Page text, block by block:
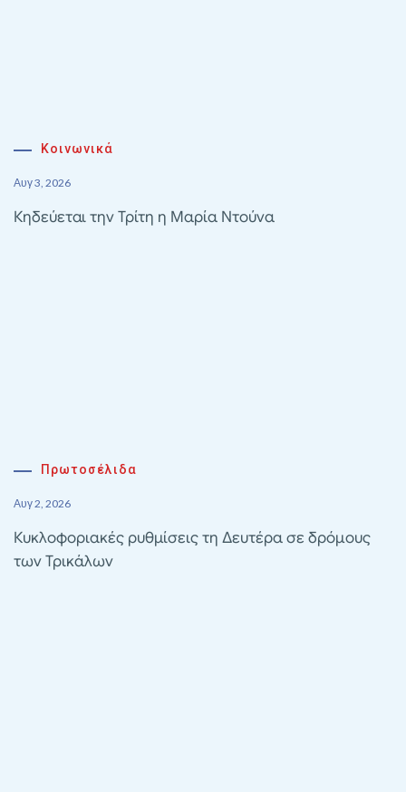
Κοινωνικά
Αυγ 3, 2026
Κηδεύεται την Τρίτη η Μαρία Ντούνα
Πρωτοσέλιδα
Αυγ 2, 2026
Κυκλοφοριακές ρυθμίσεις τη Δευτέρα σε δρόμους
των Τρικάλων